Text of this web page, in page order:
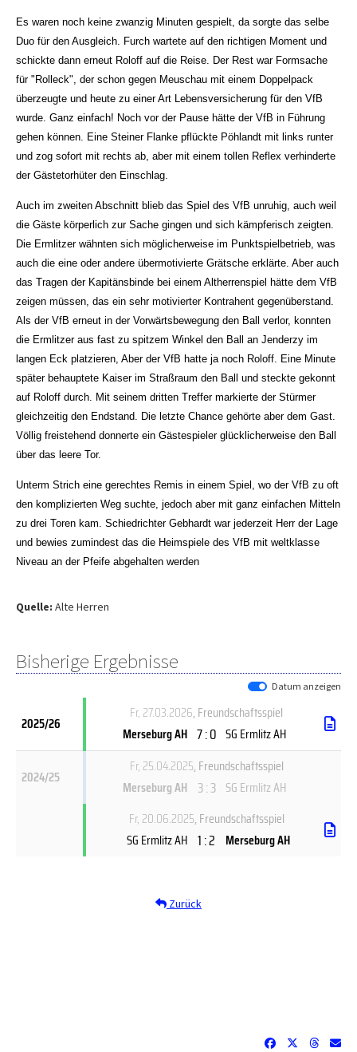
Es waren noch keine zwanzig Minuten gespielt, da sorgte das selbe
Duo für den Ausgleich. Furch wartete auf den richtigen Moment und
schickte dann erneut Roloff auf die Reise. Der Rest war Formsache
für "Rolleck", der schon gegen Meuschau mit einem Doppelpack
überzeugte und heute zu einer Art Lebensversicherung für den VfB
wurde. Ganz einfach! Noch vor der Pause hätte der VfB in Führung
gehen können. Eine Steiner Flanke pflückte Pöhlandt mit links runter
und zog sofort mit rechts ab, aber mit einem tollen Reflex verhinderte
der Gästetorhüter den Einschlag.
Auch im zweiten Abschnitt blieb das Spiel des VfB unruhig, auch weil
die Gäste körperlich zur Sache gingen und sich kämpferisch zeigten.
Die Ermlitzer wähnten sich möglicherweise im Punktspielbetrieb, was
auch die eine oder andere übermotivierte Grätsche erklärte. Aber auch
das Tragen der Kapitänsbinde bei einem Altherrenspiel hätte dem VfB
zeigen müssen, das ein sehr motivierter Kontrahent gegenüberstand.
Als der VfB erneut in der Vorwärtsbewegung den Ball verlor, konnten
die Ermlitzer aus fast zu spitzem Winkel den Ball an Jenderzy im
langen Eck platzieren, Aber der VfB hatte ja noch Roloff. Eine Minute
später behauptete Kaiser im Straßraum den Ball und steckte gekonnt
auf Roloff durch. Mit seinem dritten Treffer markierte der Stürmer
gleichzeitig den Endstand. Die letzte Chance gehörte aber dem Gast.
Völlig freistehend donnerte ein Gästespieler glücklicherweise den Ball
über das leere Tor.
Unterm Strich eine gerechtes Remis in einem Spiel, wo der VfB zu oft
den komplizierten Weg suchte, jedoch aber mit ganz einfachen Mitteln
zu drei Toren kam. Schiedrichter Gebhardt war jederzeit Herr der Lage
und bewies zumindest das die Heimspiele des VfB mit weltklasse
Niveau an der Pfeife abgehalten werden
Quelle: Alte Herren
Bisherige Ergebnisse
Datum anzeigen
2025/26
Fr, 27.03.2026, Freundschaftsspiel
Merseburg AH 7 : 0 SG Ermlitz AH
2024/25
Fr, 25.04.2025, Freundschaftsspiel
Merseburg AH 3 : 3 SG Ermlitz AH
Fr, 20.06.2025, Freundschaftsspiel
SG Ermlitz AH 1 : 2 Merseburg AH
Zurück